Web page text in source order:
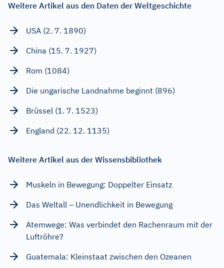
Weitere Artikel aus den Daten der Weltgeschichte
USA (2. 7. 1890)
China (15. 7. 1927)
Rom (1084)
Die ungarische Landnahme beginnt (896)
Brüssel (1. 7. 1523)
England (22. 12. 1135)
Weitere Artikel aus der Wissensbibliothek
Muskeln in Bewegung: Doppelter Einsatz
Das Weltall – Unendlichkeit in Bewegung
Atemwege: Was verbindet den Rachenraum mit der
Luftröhre?
Guatemala: Kleinstaat zwischen den Ozeanen